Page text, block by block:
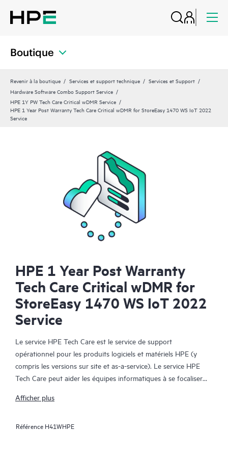
Boutique
Revenir à la boutique Services et support technique
Services et Support
Hardware Software Combo Support Service
HPE 1Y PW Tech Care Critical wDMR Service
HPE 1 Year Post Warranty Tech Care Critical wDMR for StoreEasy 1470 WS IoT 2022
Service
HPE 1 Year Post Warranty
Tech Care Critical wDMR for
StoreEasy 1470 WS IoT 2022
Service
Le service HPE Tech Care est le service de support
opérationnel pour les produits logiciels et matériels HPE (y
compris les versions sur site et as-a-service). Le service HPE
Tech Care peut aider les équipes informatiques à se focaliser
chercher proactivement de meilleures méthodes de travail,
Afficher plus
Référence H41WHPE